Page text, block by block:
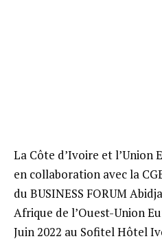
La Côte d’Ivoire et l’Union
en collaboration avec la
du BUSINESS FORUM
Afrique de l’Ouest-Union
Juin 2022 au Sofitel Hôtel